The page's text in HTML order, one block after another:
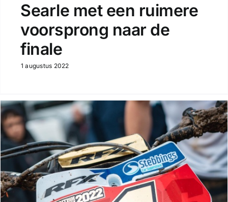
Searle met een ruimere
voorsprong naar de
finale
1 augustus 2022